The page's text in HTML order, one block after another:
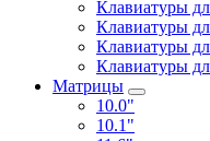
Клавиатуры
Клавиатуры
Клавиатуры
Клавиатуры
Матрицы
10.0"
10.1"